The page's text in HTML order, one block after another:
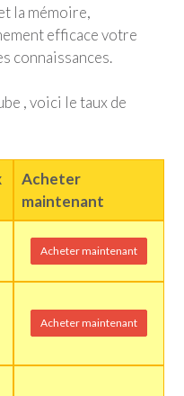
la mémoire,
efficace votre
connaissances.
, voici le taux de
Acheter
maintenant
Acheter maintenant
Acheter maintenant